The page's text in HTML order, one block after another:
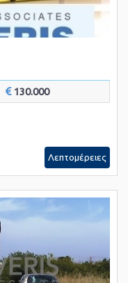
130.000
Λεπτομέρειες